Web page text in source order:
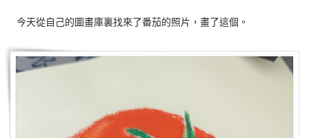
今天從自己的圖畫庫裏找來了番茄的照片，畫了這個。